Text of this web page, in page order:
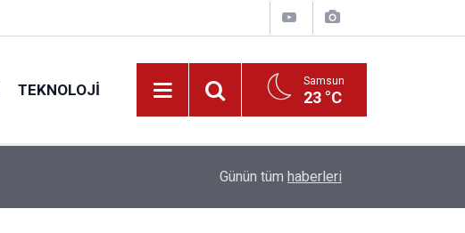
TEKNOLOJI Samsun
23 °C
Fahiş fiyatlar nedeniyle işletmelere 101 milyon
Günün tüm haberleri